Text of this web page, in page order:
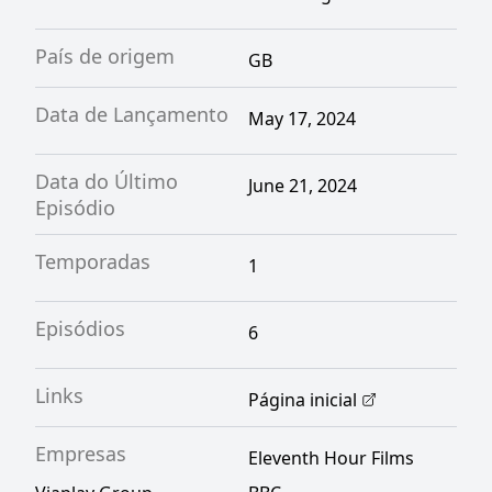
País de origem GB
Data de Lançamento May 17, 2024
Data do Último
Episódio
June 21, 2024
Temporadas 1
Episódios 6
Links Página inicial
Empresas
Eleventh Hour Films